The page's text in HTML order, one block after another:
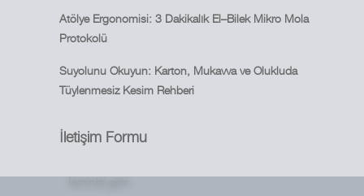
Atölye Ergonomisi: 3 Dakikalık El–Bilek Mikro Mola
Protokolü
Suyolunu Okuyun: Karton, Mukavva ve Olukluda
Tüylenmesiz Kesim Rehberi
İletişim Formu